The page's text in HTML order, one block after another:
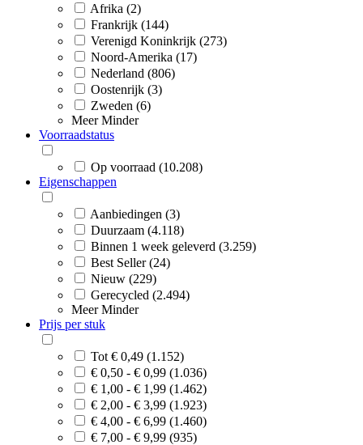
Afrika (2)
Frankrijk (144)
Verenigd Koninkrijk (273)
Noord-Amerika (17)
Nederland (806)
Oostenrijk (3)
Zweden (6)
Meer Minder
Voorraadstatus
Op voorraad (10.208)
Eigenschappen
Aanbiedingen (3)
Duurzaam (4.118)
Binnen 1 week geleverd (3.259)
Best Seller (24)
Nieuw (229)
Gerecycled (2.494)
Meer Minder
Prijs per stuk
Tot € 0,49 (1.152)
€ 0,50 - € 0,99 (1.036)
€ 1,00 - € 1,99 (1.462)
€ 2,00 - € 3,99 (1.923)
€ 4,00 - € 6,99 (1.460)
€ 7,00 - € 9,99 (935)